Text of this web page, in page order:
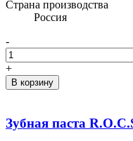
Cтрана производства
Россия
-
+
В корзину
Зубная паста